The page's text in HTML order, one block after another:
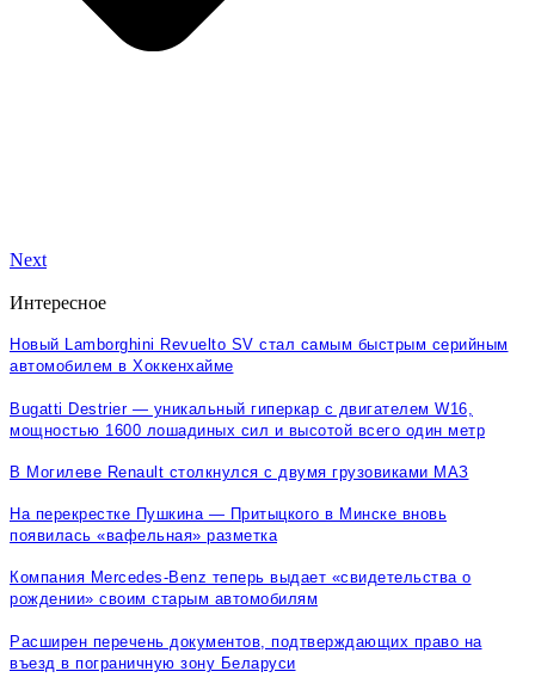
Next
Интересное
Новый Lamborghini Revuelto SV стал самым быстрым серийным
автомобилем в Хоккенхайме
Bugatti Destrier — уникальный гиперкар с двигателем W16,
мощностью 1600 лошадиных сил и высотой всего один метр
В Могилеве Renault столкнулся с двумя грузовиками МАЗ
На перекрестке Пушкина — Притыцкого в Минске вновь
появилась «вафельная» разметка
Компания Mercedes-Benz теперь выдает «свидетельства о
рождении» своим старым автомобилям
Расширен перечень документов, подтверждающих право на
въезд в пограничную зону Беларуси